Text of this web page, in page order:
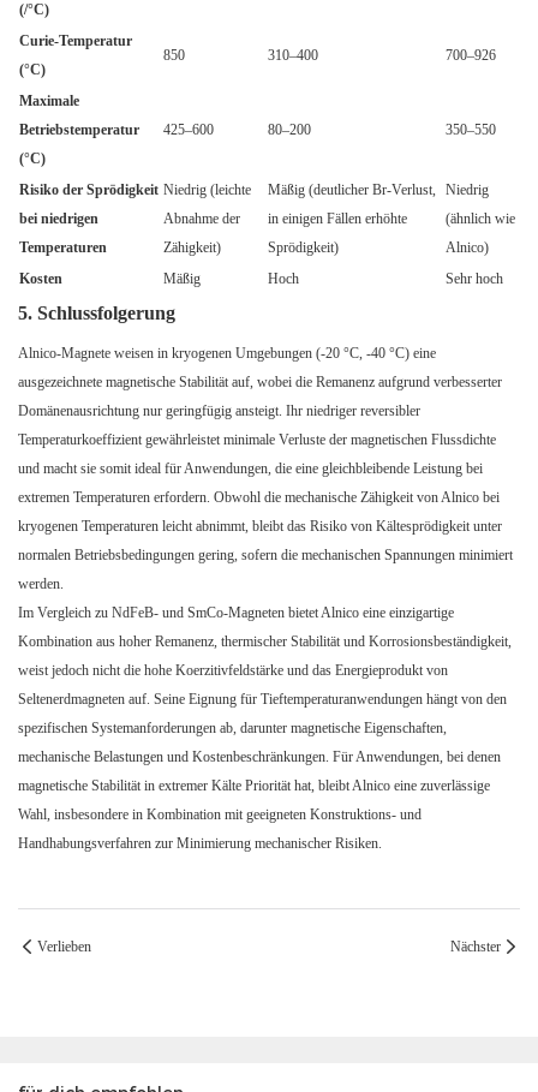
(/°C)
Curie-Temperatur
(°C)
850 310–400 700–926
Maximale
Betriebstemperatur
(°C)
425–600 80–200 350–550
Risiko der Sprödigkeit
bei niedrigen
Temperaturen
Niedrig (leichte
Abnahme der
Zähigkeit)
Mäßig (deutlicher Br-Verlust,
in einigen Fällen erhöhte
Sprödigkeit)
Niedrig
(ähnlich wie
Alnico)
Kosten
Mäßig Hoch Sehr hoch
5. Schlussfolgerung
Alnico-Magnete weisen in kryogenen Umgebungen (-20 °C, -40 °C) eine
ausgezeichnete magnetische Stabilität auf, wobei die Remanenz aufgrund verbesserter
Domänenausrichtung nur geringfügig ansteigt. Ihr niedriger reversibler
Temperaturkoeffizient gewährleistet minimale Verluste der magnetischen Flussdichte
und macht sie somit ideal für Anwendungen, die eine gleichbleibende Leistung bei
extremen Temperaturen erfordern. Obwohl die mechanische Zähigkeit von Alnico bei
kryogenen Temperaturen leicht abnimmt, bleibt das Risiko von Kältesprödigkeit unter
normalen Betriebsbedingungen gering, sofern die mechanischen Spannungen minimiert
werden.
Im Vergleich zu NdFeB- und SmCo-Magneten bietet Alnico eine einzigartige
Kombination aus hoher Remanenz, thermischer Stabilität und Korrosionsbeständigkeit,
weist jedoch nicht die hohe Koerzitivfeldstärke und das Energieprodukt von
Seltenerdmagneten auf. Seine Eignung für Tieftemperaturanwendungen hängt von den
spezifischen Systemanforderungen ab, darunter magnetische Eigenschaften,
mechanische Belastungen und Kostenbeschränkungen. Für Anwendungen, bei denen
magnetische Stabilität in extremer Kälte Priorität hat, bleibt Alnico eine zuverlässige
Wahl, insbesondere in Kombination mit geeigneten Konstruktions- und
Handhabungsverfahren zur Minimierung mechanischer Risiken.
Verlieben Nächster